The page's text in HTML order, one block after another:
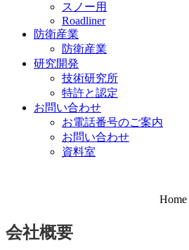
スノー用
Roadliner
防衛産業
防衛産業
研究開発
技術研究所
特許と認定
お問い合わせ
お電話番号のご案内
お問い合わせ
資料室
会社概要